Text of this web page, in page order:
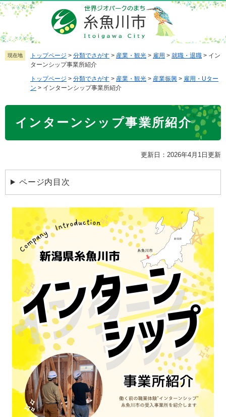
ペ
ー
ジ
の
先
メ
ニ
ュ
ー
を
へ
現在地 トップページ > 分類でさがす > 産業・観光 > 雇用 > 就職・退職 > イン
ターンシップ事業所紹介
トップページ > 分類でさがす > 産業・観光 > 産業振興 > 雇用・Uター
ン > インターンシップ事業所紹介
インターンシップ事業所紹介
更新日：2026年4月1日更新
ページ内目次